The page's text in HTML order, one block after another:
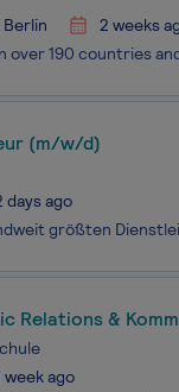
2 weeks
(m/w/d)
days ago
Relations &
week ago